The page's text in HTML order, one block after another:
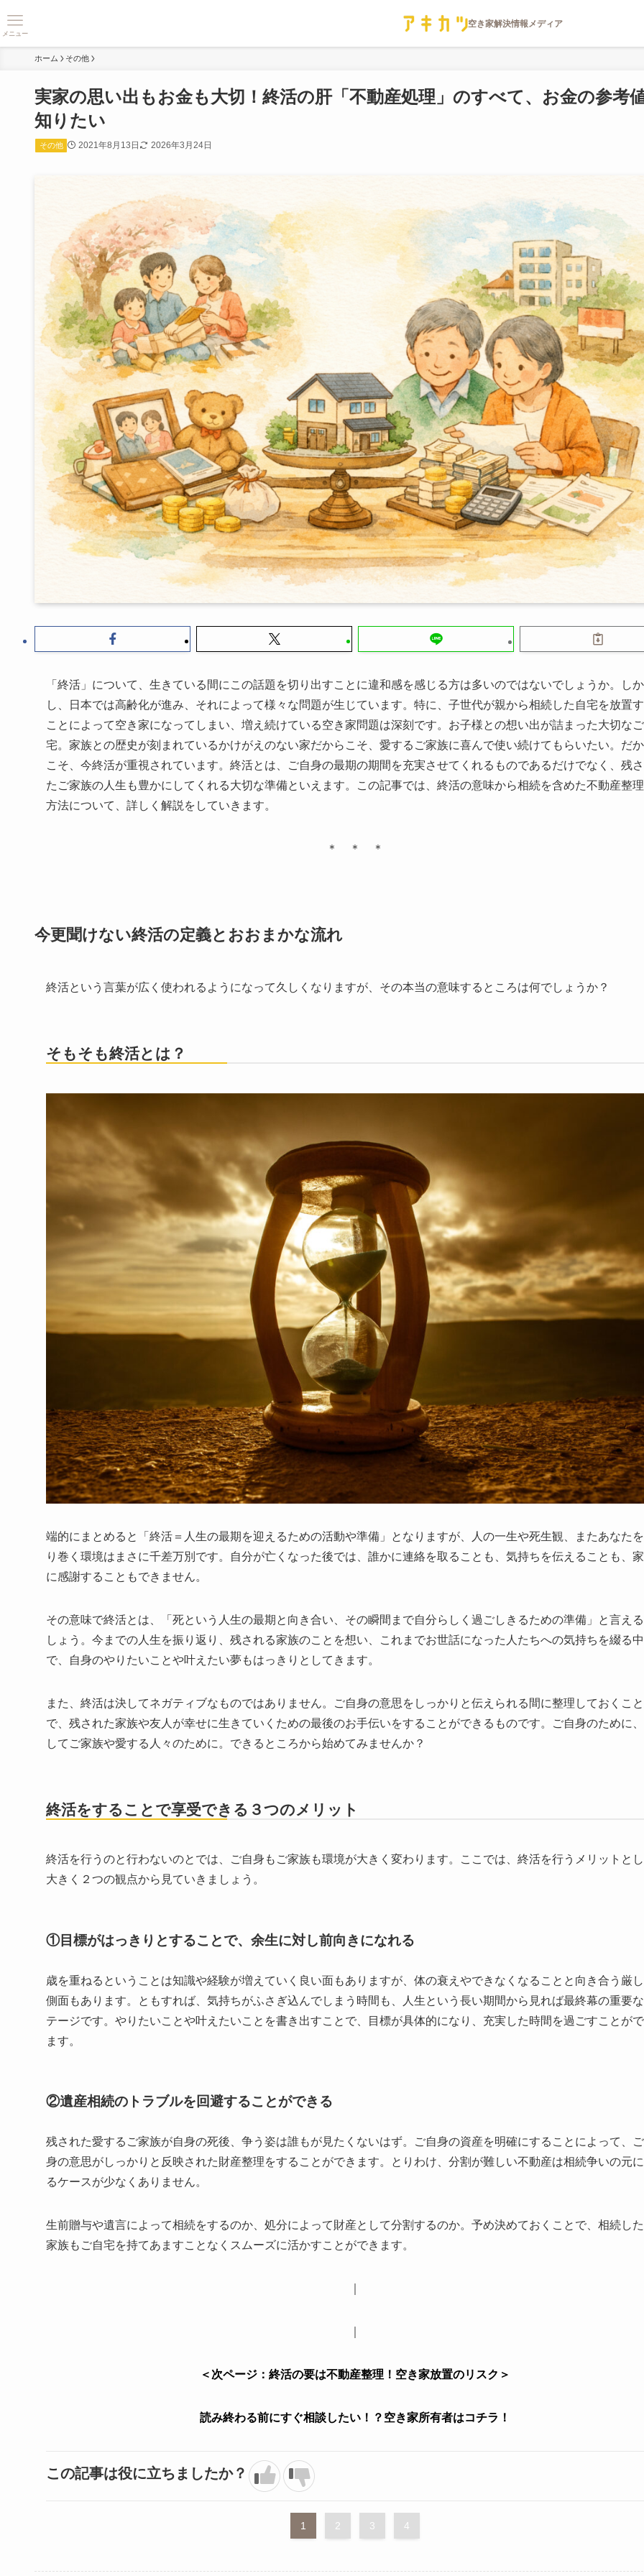
メニュー
ホーム その他
実家の思い出もお金も大切！終活の肝「不動産処理」のすべて、お金の参考
知りたい
その他 2021年8月13日 2026年3月24日
「終活」について、生きている間にこの話題を切り出すことに違和感を感じる方は多いのではないでしょうか。しか
し、日本では高齢化が進み、それによって様々な問題が生じています。特に、子世代が親から相続した自宅を放置
ことによって空き家になってしまい、増え続けている空き家問題は深刻です。お子様との想い出が詰まった大切な
宅。家族との歴史が刻まれているかけがえのない家だからこそ、愛するご家族に喜んで使い続けてもらいたい。だ
こそ、今終活が重視されています。終活とは、ご自身の最期の期間を充実させてくれるものであるだけでなく、残
たご家族の人生も豊かにしてくれる大切な準備といえます。この記事では、終活の意味から相続を含めた不動産整
方法について、詳しく解説をしていきます。
＊ ＊ ＊
今更聞けない終活の定義とおおまかな流れ
終活という言葉が広く使われるようになって久しくなりますが、その本当の意味するところは何でしょうか？
そもそも終活とは？
端的にまとめると「終活＝人生の最期を迎えるための活動や準備」となりますが、人の一生や死生観、またあなた
り巻く環境はまさに千差万別です。自分が亡くなった後では、誰かに連絡を取ることも、気持ちを伝えることも、
に感謝することもできません。
その意味で終活とは、「死という人生の最期と向き合い、その瞬間まで自分らしく過ごしきるための準備」と言え
しょう。今までの人生を振り返り、残される家族のことを想い、これまでお世話になった人たちへの気持ちを綴る中
で、自身のやりたいことや叶えたい夢もはっきりとしてきます。
また、終活は決してネガティブなものではありません。ご自身の意思をしっかりと伝えられる間に整理しておくこと
で、残された家族や友人が幸せに生きていくための最後のお手伝いをすることができるものです。ご自身のために
してご家族や愛する人々のために。できるところから始めてみませんか？
終活をすることで享受できる３つのメリット
終活を行うのと行わないのとでは、ご自身もご家族も環境が大きく変わります。ここでは、終活を行うメリットと
大きく２つの観点から見ていきましょう。
①目標がはっきりとすることで、余生に対し前向きになれる
歳を重ねるということは知識や経験が増えていく良い面もありますが、体の衰えやできなくなることと向き合う厳
側面もあります。ともすれば、気持ちがふさぎ込んでしまう時間も、人生という長い期間から見れば最終幕の重要
テージです。やりたいことや叶えたいことを書き出すことで、目標が具体的になり、充実した時間を過ごすことが
ます。
②遺産相続のトラブルを回避することができる
残された愛するご家族が自身の死後、争う姿は誰もが見たくないはず。ご自身の資産を明確にすることによって、
身の意思がしっかりと反映された財産整理をすることができます。とりわけ、分割が難しい不動産は相続争いの元
るケースが少なくありません。
生前贈与や遺言によって相続をするのか、処分によって財産として分割するのか。予め決めておくことで、相続し
家族もご自宅を持てあますことなくスムーズに活かすことができます。
＜次ページ：終活の要は不動産整理！空き家放置のリスク＞
読み終わる前にすぐ相談したい！？空き家所有者はコチラ！
この記事は役に立ちましたか？
1 2 3 4